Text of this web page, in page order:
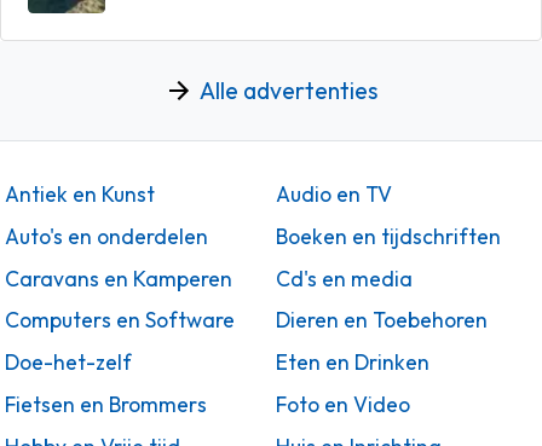
Alle advertenties
Antiek en Kunst
Audio en TV
Auto's en onderdelen
Boeken en tijdschriften
Caravans en Kamperen
Cd's en media
Computers en Software
Dieren en Toebehoren
Doe-het-zelf
Eten en Drinken
Fietsen en Brommers
Foto en Video